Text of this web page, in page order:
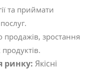
та приймати
продажів, зростання
ринку: Якісні